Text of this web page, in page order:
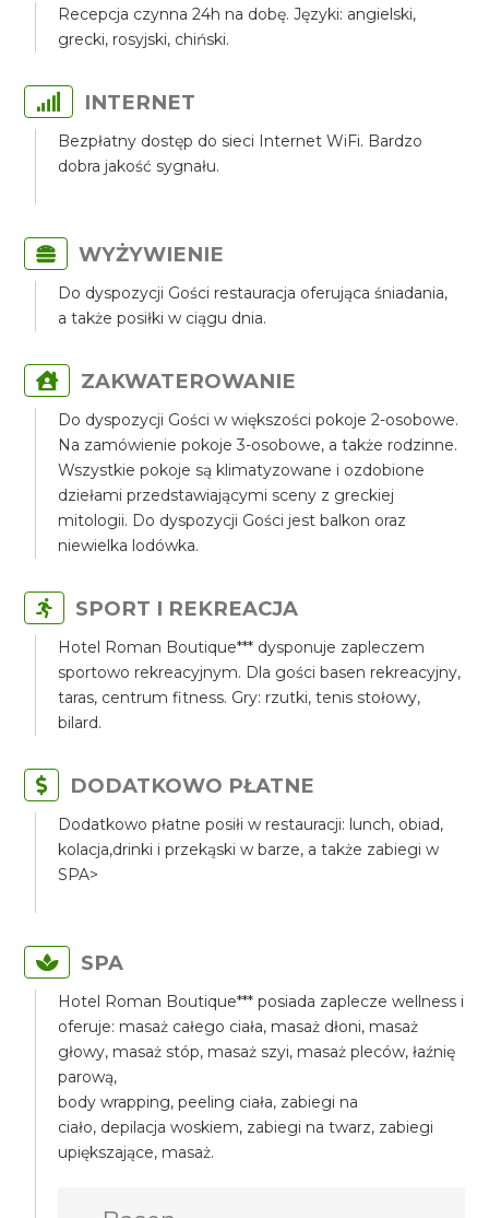
Recepcja czynna 24h na dobę. Języki: angielski,
grecki, rosyjski, chiński.
INTERNET
Bezpłatny dostęp do sieci Internet WiFi. Bardzo
dobra jakość sygnału.
WYŻYWIENIE
Do dyspozycji Gości restauracja oferująca śniadania,
a także posiłki w ciągu dnia.
ZAKWATEROWANIE
Do dyspozycji Gości w większości pokoje 2-osobowe.
Na zamówienie pokoje 3-osobowe, a także rodzinne.
Wszystkie pokoje są klimatyzowane i ozdobione
dziełami przedstawiającymi sceny z greckiej
mitologii. Do dyspozycji Gości jest balkon oraz
niewielka lodówka.
SPORT I REKREACJA
Hotel Roman Boutique*** dysponuje zapleczem
sportowo rekreacyjnym. Dla gości basen rekreacyjny,
taras, centrum fitness. Gry: rzutki, tenis stołowy,
bilard.
DODATKOWO PŁATNE
Dodatkowo płatne posiłi w restauracji: lunch, obiad,
kolacja,drinki i przekąski w barze, a także zabiegi w
SPA>
SPA
Hotel Roman Boutique*** posiada zaplecze wellness i
oferuje: masaż całego ciała, masaż dłoni, masaż
głowy, masaż stóp, masaż szyi, masaż pleców, łaźnię
parową,
body wrapping, peeling ciała, zabiegi na
ciało, depilacja woskiem, zabiegi na twarz, zabiegi
upiększające, masaż.